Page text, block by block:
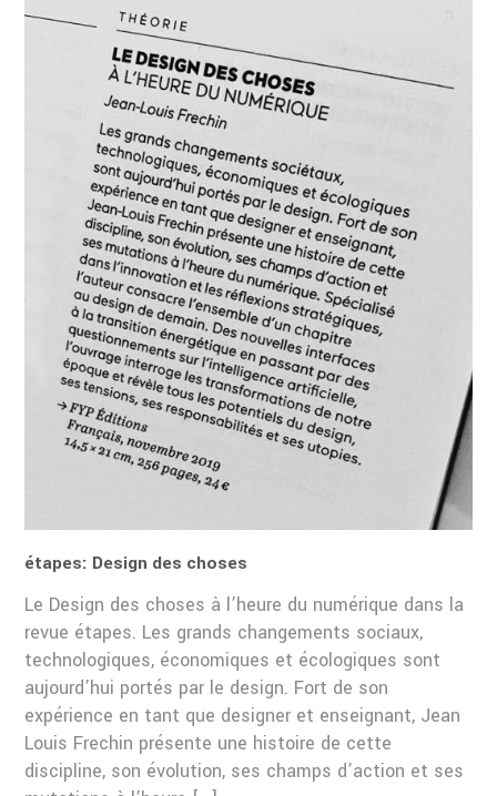
étapes: Design des choses
Le Design des choses à l’heure du numérique dans la
revue étapes. Les grands changements sociaux,
technologiques, économiques et écologiques sont
aujourd’hui portés par le design. Fort de son
expérience en tant que designer et enseignant, Jean
Louis Frechin présente une histoire de cette
discipline, son évolution, ses champs d’action et ses